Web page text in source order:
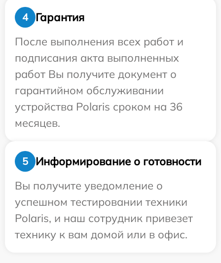
4
Гарантия
После выполнения всех работ и
подписания акта выполненных
работ Вы получите документ о
гарантийном обслуживании
устройства Polaris сроком на 36
месяцев.
5
Информирование о готовности
Вы получите уведомление о
успешном тестировании техники
Polaris, и наш сотрудник привезет
технику к вам домой или в офис.